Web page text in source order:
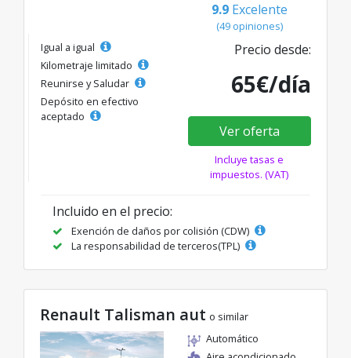
9.9 Excelente
(49 opiniones)
Igual a igual
Kilometraje limitado
Reunirse y Saludar
Depósito en efectivo
aceptado
Precio desde:
65€/día
Ver oferta
Incluye tasas e
impuestos. (VAT)
Incluido en el precio:
Exención de daños por colisión (CDW)
La responsabilidad de terceros(TPL)
Renault Talisman aut o similar
Automático